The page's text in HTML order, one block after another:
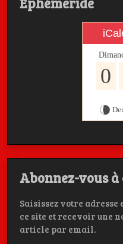
0
Abonnez-vous à
Saisissez votre
ce site et recevoir une
article par email.